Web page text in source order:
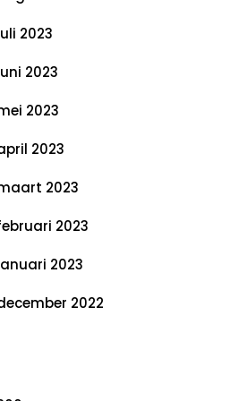
2023
2023
2023
2023
2023
2023
2023
2022